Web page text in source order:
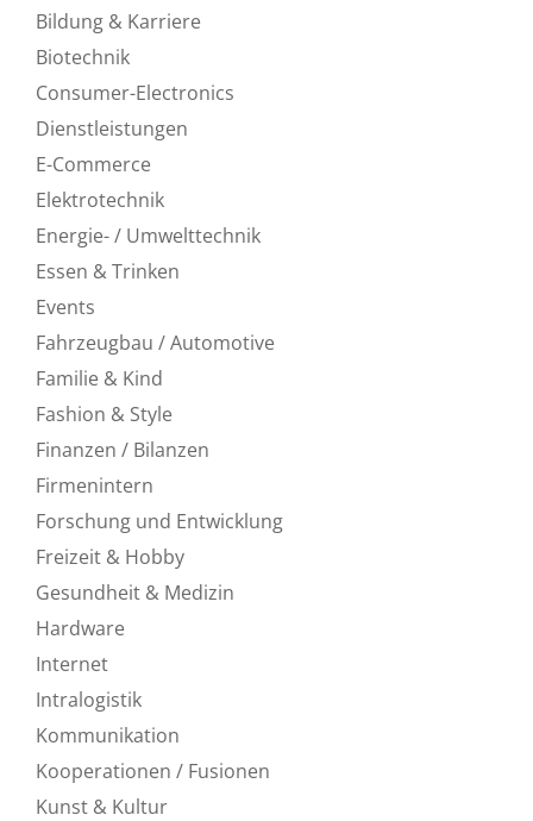
Bildung & Karriere
Biotechnik
Consumer-Electronics
Dienstleistungen
E-Commerce
Elektrotechnik
Energie- / Umwelttechnik
Essen & Trinken
Events
Fahrzeugbau / Automotive
Familie & Kind
Fashion & Style
Finanzen / Bilanzen
Firmenintern
Forschung und Entwicklung
Freizeit & Hobby
Gesundheit & Medizin
Hardware
Internet
Intralogistik
Kommunikation
Kooperationen / Fusionen
Kunst & Kultur